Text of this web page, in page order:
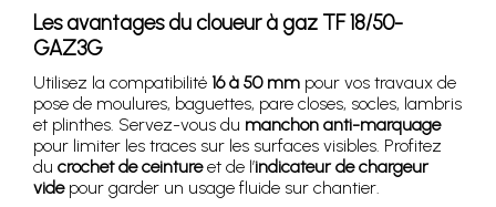
Les avantages du cloueur à gaz TF 18/50-
GAZ3G
Utilisez la compatibilité 16 à 50 mm pour vos travaux de
pose de moulures, baguettes, pare closes, socles, lambris
et plinthes. Servez-vous du manchon anti-marquage
pour limiter les traces sur les surfaces visibles. Profitez
du crochet de ceintureet de l’indicateur de chargeur
videpour garder un usage fluide sur chantier.